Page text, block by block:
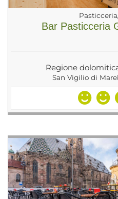
Bar Pasticceria
Regione
San Vigilio di